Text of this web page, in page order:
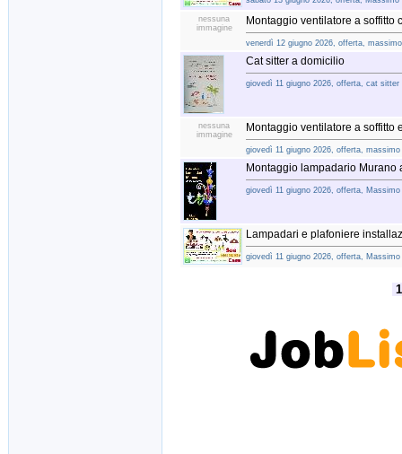
nessuna
immagine
Montaggio ventilatore a soffitto
venerdì 12 giugno 2026, offerta,
Cat sitter a domicilio
giovedì 11 giugno 2026, offerta, cat sitter
nessuna
immagine
Montaggio ventilatore a soffitto
giovedì 11 giugno 2026, offerta,
Montaggio lampadario Murano
giovedì 11 giugno 2026, offerta,
Lampadari e plafoniere
giovedì 11 giugno 2026, offerta, Massimo